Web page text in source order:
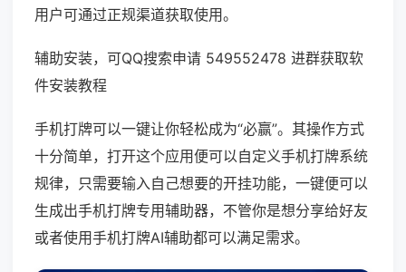
用户可通过正规渠道获取使用。
辅助安装，可QQ搜索申请 549552478 进群获取软
件安装教程
手机打牌可以一键让你轻松成为“必赢”。其操作方式
十分简单，打开这个应用便可以自定义手机打牌系统
规律，只需要输入自己想要的开挂功能，一键便可以
生成出手机打牌专用辅助器，不管你是想分享给好友
或者使用手机打牌AI辅助都可以满足需求。